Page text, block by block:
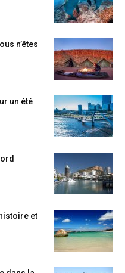
n’êtes
un été
et